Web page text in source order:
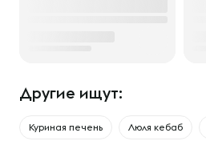
Другие ищут:
Куриная печень Люля кебаб